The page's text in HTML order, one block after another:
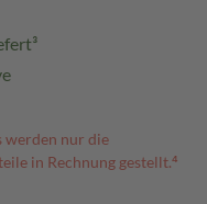
werden nur die
in Rechnung gestellt.⁴